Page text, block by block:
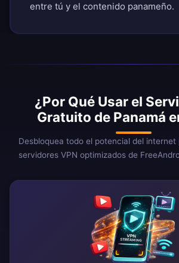
entre tú y el contenido panameño.
¿Por Qué Usar el
Gratuito de Panamá
Desbloquea todo el potencial del internet
servidores VPN optimizados de